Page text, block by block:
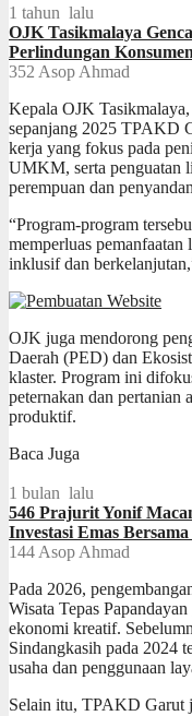
1 tahun lalu
OJK Tasikmalaya
Perlindungan
352 Asop Ahmad
Kepala OJK
sepanjang 2025 TPAKD
kerja yang fokus pada
UMKM, serta penguatan
perempuan dan
“Program-program
memperluas pemanfaatan
inklusif dan
OJK juga mendorong
Daerah (PED) dan
klaster. Program ini
peternakan dan pertanian
produktif.
Baca Juga
1 bulan lalu
546 Prajurit Yonif
Investasi Emas
144 Asop Ahmad
Pada 2026,
Wisata Tepas
ekonomi kreatif.
Sindangkasih pada 2024
usaha dan penggunaan
Selain itu, TPAKD Garut